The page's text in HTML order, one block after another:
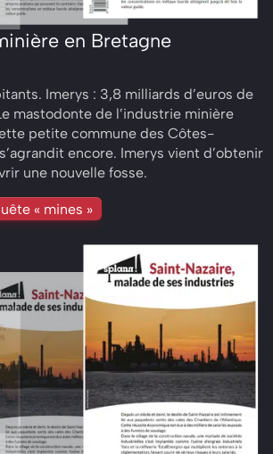
en Bretagne
Imerys : 3,8 milliards d’euros de
mastodonte de l’industrie minière
petite commune des Côtes-
encore. Imerys vient d’obtenir
une nouvelle fosse.
« mines »